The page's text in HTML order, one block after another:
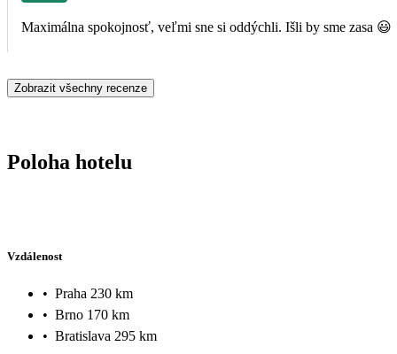
Maximálna spokojnosť, veľmi sne si oddýchli. Išli by sme zasa 😃
Zobrazit všechny recenze
Poloha hotelu
Vzdálenost
• Praha 230 km
• Brno 170 km
• Bratislava 295 km